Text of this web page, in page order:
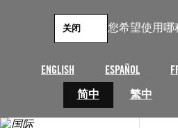
您希望使用哪
ENGLISH ESPAÑOL
简中
繁中
关闭